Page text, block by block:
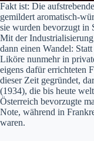
Fakt ist: Die
gemildert aromatisch-
sie wurden bevorzugt in
Mit der
dann einen Wandel:
Liköre nunmehr in
eigens dafür errichteten
dieser Zeit gegründet,
(1934), die bis heute
Österreich bevorzugte
Note, während in
waren.